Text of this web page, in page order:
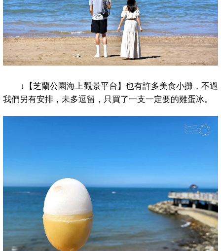
↓
【芝蘭公園海上觀景平台】也有許多美食小攤，不過
我們另有安排，未多逗留，只買了一支一定要的雞蛋冰。